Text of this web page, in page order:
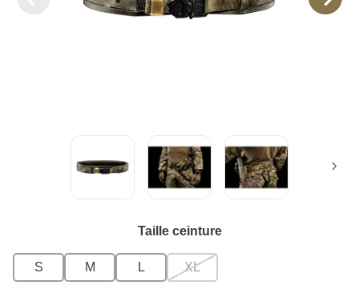
Taille ceinture
S M L XL